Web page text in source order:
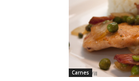
Carnes